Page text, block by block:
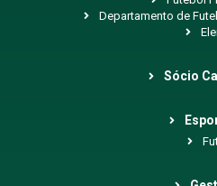
Departamento de
Sócio